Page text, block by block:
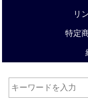
リ
特定